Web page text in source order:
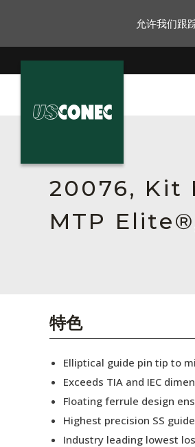
English Website
应用工程指导书 (AENs)
工作机会
20076, Kit
MTP
特色
Elliptical guide pin tip to
Exceeds TIA and IEC
Floating ferrule design
Highest precision SS
Industry leading lowest
允许我们跟